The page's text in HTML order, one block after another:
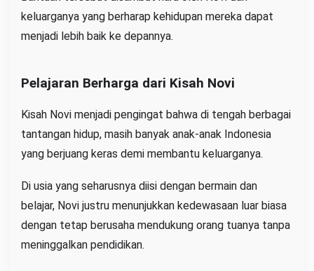
keluarganya yang berharap kehidupan mereka dapat
menjadi lebih baik ke depannya.
Pelajaran Berharga dari Kisah Novi
Kisah Novi menjadi pengingat bahwa di tengah berbagai
tantangan hidup, masih banyak anak-anak Indonesia
yang berjuang keras demi membantu keluarganya.
Di usia yang seharusnya diisi dengan bermain dan
belajar, Novi justru menunjukkan kedewasaan luar biasa
dengan tetap berusaha mendukung orang tuanya tanpa
meninggalkan pendidikan.